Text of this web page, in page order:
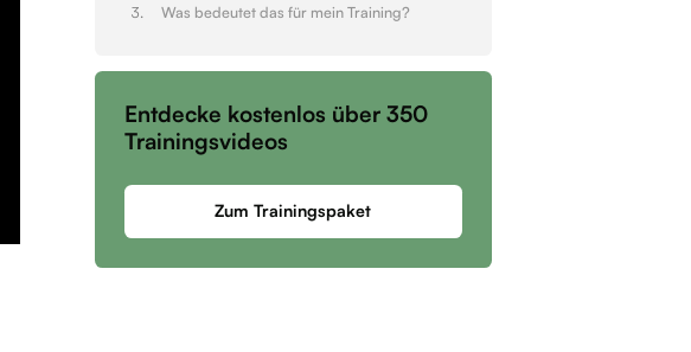
Was bedeutet das für mein Training?
Entdecke kostenlos über 350
Trainingsvideos
Zum Trainingspaket